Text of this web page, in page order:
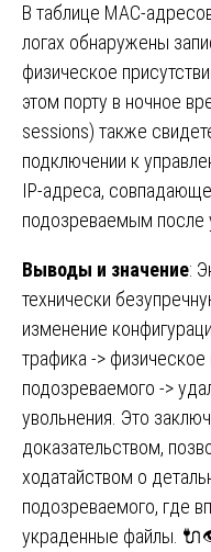
В таблице MAC-
логах обнаружены
физическое
этом порту в ночное
sessions) также
подключении к
IP-адреса,
подозреваемым после
Выводы и значение:
технически
изменение
трафика -> физическое
подозреваемого ->
увольнения. Это
доказательством,
ходатайством о
подозреваемого, где
украденные файлы.